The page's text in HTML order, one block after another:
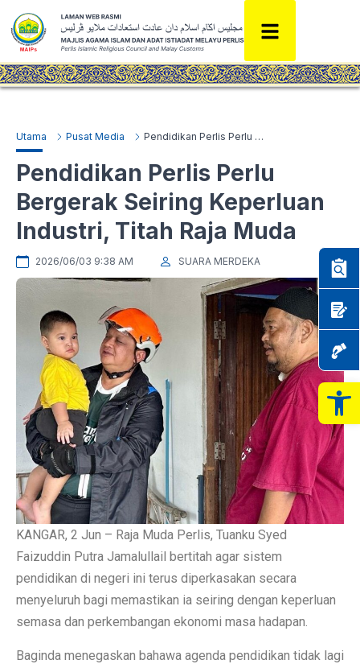
Utama Pusat Media Pendidikan Perlis Perlu Bergerak Seiring Keperluan Industri, Titah Raja Muda
Pendidikan Perlis Perlu
Bergerak Seiring Keperluan
Industri, Titah Raja Muda
2026/06/03 9:38 AM SUARA MERDEKA
KANGAR, 2 Jun – Raja Muda Perlis, Tuanku Syed
Faizuddin Putra Jamalullail bertitah agar sistem
pendidikan di negeri ini terus diperkasakan secara
menyeluruh bagi memastikan ia seiring dengan keperluan
semasa dan perkembangan ekonomi masa hadapan.
Baginda menegaskan bahawa agenda pendidikan tidak lagi